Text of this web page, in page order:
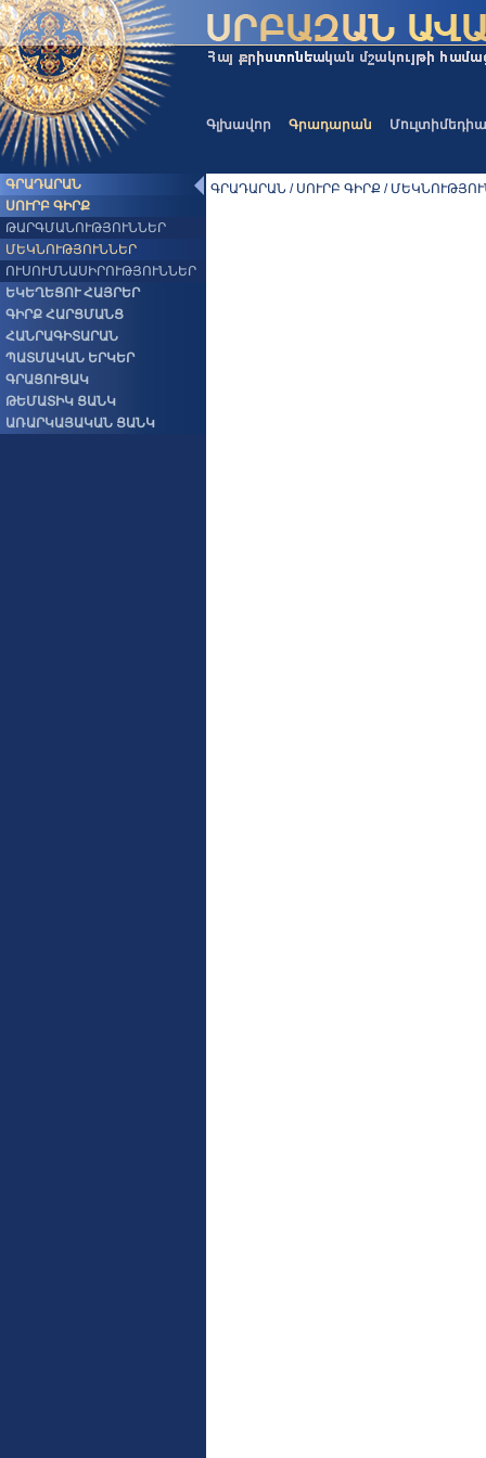
Գլխավոր Գրադարան Մուլտիմեդիա
ԳՐԱԴԱՐԱՆ
ՍՈՒՐԲ ԳԻՐՔ
ԹԱՐԳՄԱՆՈՒԹՅՈՒՆՆԵՐ
ՄԵԿՆՈՒԹՅՈՒՆՆԵՐ
ՈՒՍՈՒՄՆԱՍԻՐՈՒԹՅՈՒՆՆԵՐ
ԵԿԵՂԵՑՈՒ ՀԱՅՐԵՐ
ԳԻՐՔ ՀԱՐՑՄԱՆՑ
ՀԱՆՐԱԳԻՏԱՐԱՆ
ՊԱՏՄԱԿԱՆ ԵՐԿԵՐ
ԳՐԱՑՈՒՑԱԿ
ԹԵՄԱՏԻԿ ՑԱՆԿ
ԱՌԱՐԿԱՅԱԿԱՆ ՑԱՆԿ
ԳՐԱԴԱՐԱՆ / ՍՈՒՐԲ ԳԻՐՔ /